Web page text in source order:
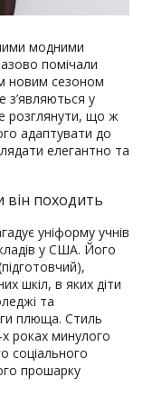
модними
помічали
новим сезоном
з’являються у
розглянути, що ж
адаптувати до
елегантно та
він походить
уніформу учнів
у США. Його
шкіл, в яких діти
та
плюща. Стиль
роках минулого
соціального
прошарку